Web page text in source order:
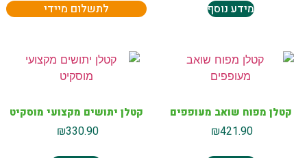
מידע נוסף
לתשלום מיידי
קטלן מפוח שואב מעופפים
₪421.90
קטלן יתושים מקצועי מוסקיט
₪330.90